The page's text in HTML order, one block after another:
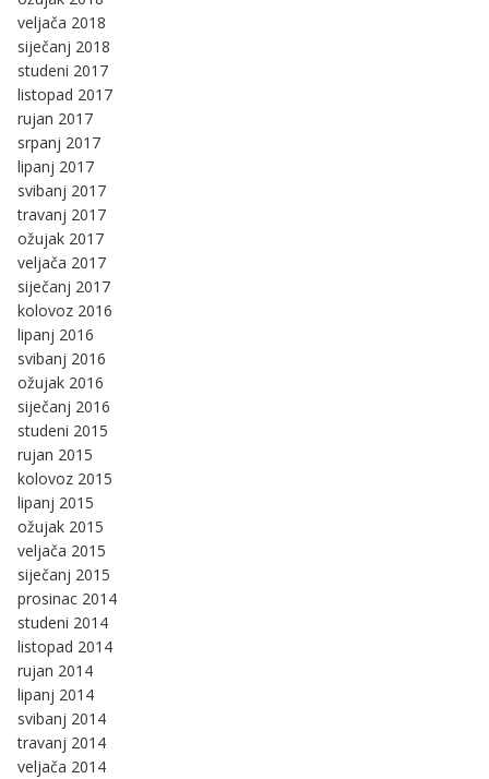
veljača 2018
siječanj 2018
studeni 2017
listopad 2017
rujan 2017
srpanj 2017
lipanj 2017
svibanj 2017
travanj 2017
ožujak 2017
veljača 2017
siječanj 2017
kolovoz 2016
lipanj 2016
svibanj 2016
ožujak 2016
siječanj 2016
studeni 2015
rujan 2015
kolovoz 2015
lipanj 2015
ožujak 2015
veljača 2015
siječanj 2015
prosinac 2014
studeni 2014
listopad 2014
rujan 2014
lipanj 2014
svibanj 2014
travanj 2014
veljača 2014